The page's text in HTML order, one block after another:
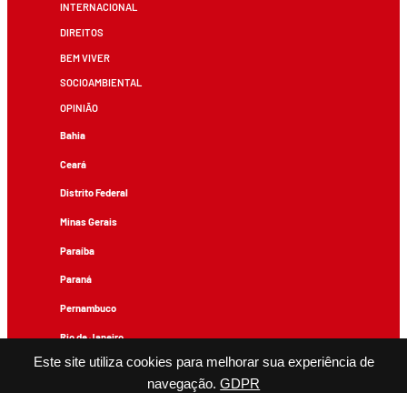
Este site utiliza cookies para melhorar sua experiência de
navegação. GDPR
INTERNACIONAL
DIREITOS
BEM VIVER
SOCIOAMBIENTAL
OPINIÃO
Bahia
Ceará
Distrito Federal
Minas Gerais
Paraíba
Paraná
Pernambuco
Rio de Janeiro
Rio Grande do Sul